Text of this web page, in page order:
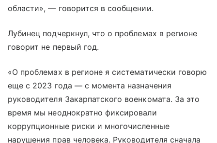
области», — говорится в сообщении.
Лубинец подчеркнул, что о проблемах в регионе
говорит не первый год.
«О проблемах в регионе я систематически говорю
еще с 2023 года — с момента назначения
руководителя Закарпатского военкомата. За это
время мы неоднократно фиксировали
коррупционные риски и многочисленные
нарушения прав человека. Руководителя сначала